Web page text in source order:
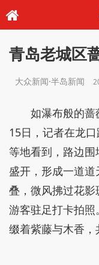
青岛老城区
大众新闻·半岛新闻
如瀑布般的蔷
15日，记者在龙
等地看到，路边
盛开，形成一道
叠，微风拂过花
游客驻足打卡拍
缀着紫藤与木香，